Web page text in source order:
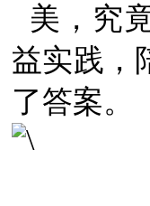
美，究
益实践，
了答案。